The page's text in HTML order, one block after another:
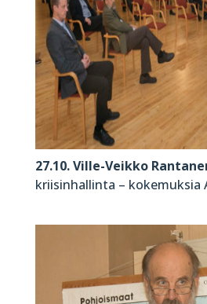
27.10. Ville-Veikko
kriisinhallinta – kokemuksia